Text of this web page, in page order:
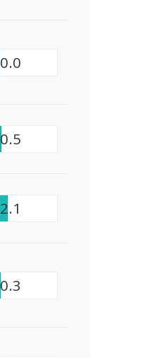
0.0
0.5
2.1
0.3